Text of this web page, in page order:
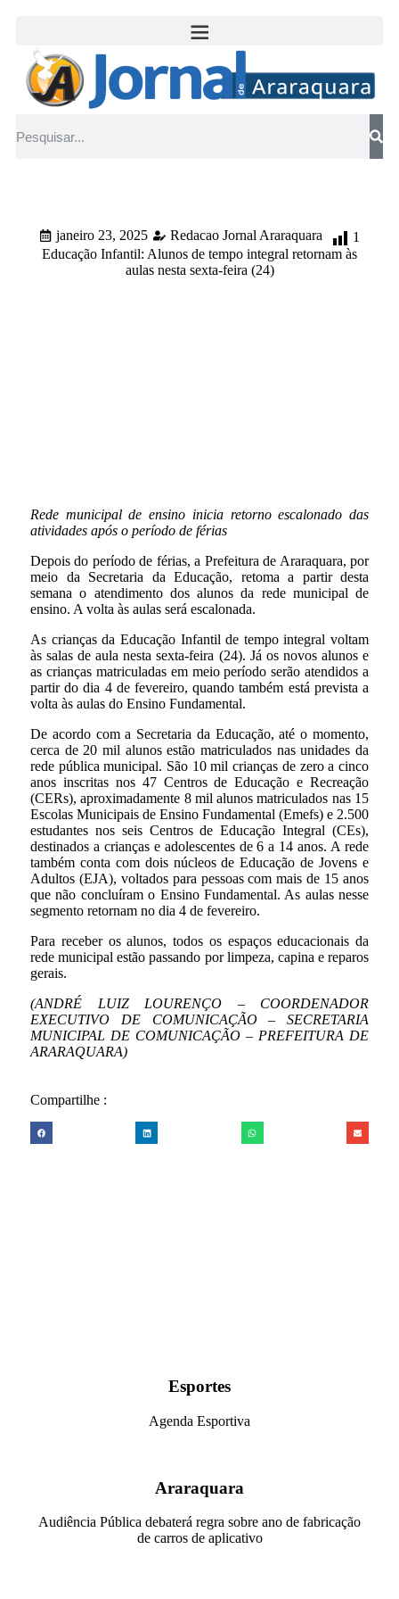
janeiro 23, 2025 Redacao Jornal Araraquara
1
Educação Infantil: Alunos de tempo integral retornam às
aulas nesta sexta-feira (24)
Rede municipal de ensino inicia retorno escalonado das
atividades após o período de férias
Depois do período de férias, a Prefeitura de Araraquara, por
meio da Secretaria da Educação, retoma a partir desta
semana o atendimento dos alunos da rede municipal de
ensino. A volta às aulas será escalonada.
As crianças da Educação Infantil de tempo integral voltam
às salas de aula nesta sexta-feira (24). Já os novos alunos e
as crianças matriculadas em meio período serão atendidos a
partir do dia 4 de fevereiro, quando também está prevista a
volta às aulas do Ensino Fundamental.
De acordo com a Secretaria da Educação, até o momento,
cerca de 20 mil alunos estão matriculados nas unidades da
rede pública municipal. São 10 mil crianças de zero a cinco
anos inscritas nos 47 Centros de Educação e Recreação
(CERs), aproximadamente 8 mil alunos matriculados nas 15
Escolas Municipais de Ensino Fundamental (Emefs) e 2.500
estudantes nos seis Centros de Educação Integral (CEs),
destinados a crianças e adolescentes de 6 a 14 anos. A rede
também conta com dois núcleos de Educação de Jovens e
Adultos (EJA), voltados para pessoas com mais de 15 anos
que não concluíram o Ensino Fundamental. As aulas nesse
segmento retornam no dia 4 de fevereiro.
Para receber os alunos, todos os espaços educacionais da
rede municipal estão passando por limpeza, capina e reparos
gerais.
(ANDRÉ LUIZ LOURENÇO – COORDENADOR
EXECUTIVO DE COMUNICAÇÃO – SECRETARIA
MUNICIPAL DE COMUNICAÇÃO – PREFEITURA DE
ARARAQUARA)
Compartilhe :
Esportes
Agenda Esportiva
Araraquara
Audiência Pública debaterá regra sobre ano de fabricação
de carros de aplicativo